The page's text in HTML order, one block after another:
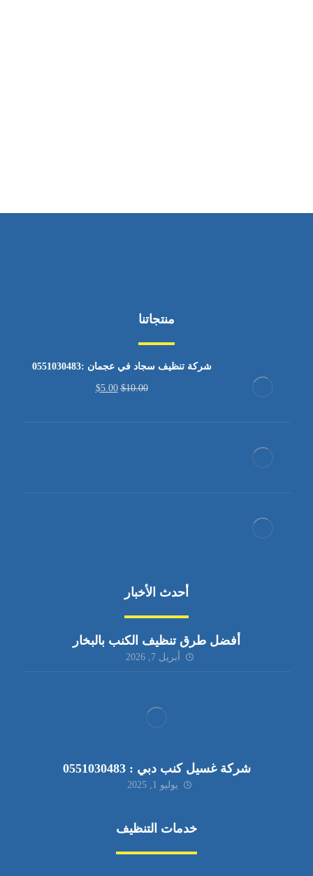
منتجاتنا
شركة تنظيف سجاد في عجمان :0551030483
$10.00
$5.00
أحدث الأخبار
أفضل طرق تنظيف الكنب بالبخار
أبريل 7, 2026
شركة غسيل كنب دبي : 0551030483
يوليو 1, 2025
خدمات التنظيف